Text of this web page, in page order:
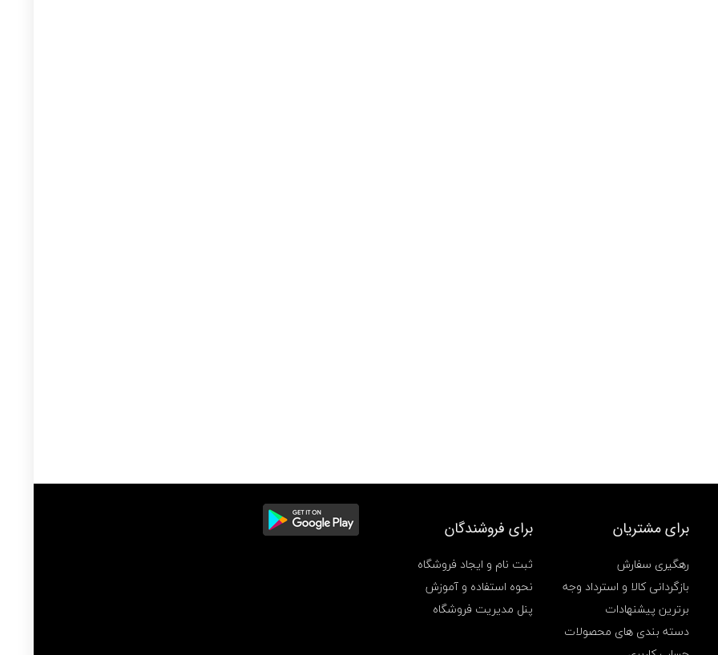
برای مشتریان
رهگیری سفارش
بازگردانی کالا و استرداد وجه
برترین پیشنهادات
دسته بندی های محصولات
برای فروشندگان
ثبت نام و ایجاد فروشگاه
نحوه استفاده و آموزش
پنل مدیریت فروشگاه